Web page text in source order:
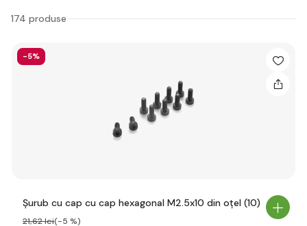
174 produse
-5%
Șurub cu cap cu cap hexagonal M2.5x10 din oțel (10)
21,62 lei(-5 %)